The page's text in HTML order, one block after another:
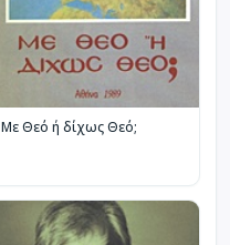
Με Θεό ή δίχως Θεό;